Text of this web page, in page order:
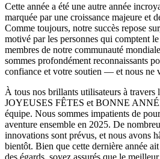
Cette année a été une autre année
marquée par une croissance majeure et
Comme toujours, notre succès repose
motivé par les personnes qui comptent
membres de notre communauté
sommes profondément reconnaissants
confiance et votre soutien — et nous ne
À tous nos brillants utilisateurs à
JOYEUSES FÊTES et BONNE
équipe. Nous sommes impatients de
aventure ensemble en 2025. De
innovations sont prévus, et nous avons
bientôt. Bien que cette dernière année
des égards, soyez assurés que le